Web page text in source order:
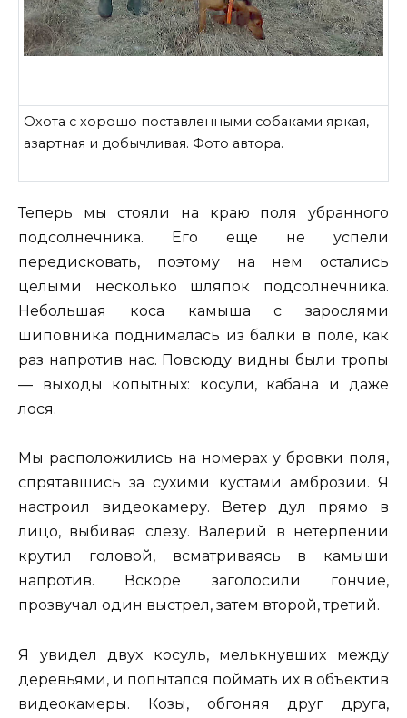
Охота с хорошо поставленными собаками яркая,
азартная и добычливая. Фото автора.
Теперь мы стояли на краю поля убранного
подсолнечника. Его еще не успели
передисковать, поэтому на нем остались
целыми несколько шляпок подсолнечника.
Небольшая коса камыша с зарослями
шиповника поднималась из балки в поле, как
раз напротив нас. Повсюду видны были тропы
— выходы копытных: косули, кабана и даже
лося.
Мы расположились на номерах у бровки поля,
спрятавшись за сухими кустами амброзии. Я
настроил видеокамеру. Ветер дул прямо в
лицо, выбивая слезу. Валерий в нетерпении
крутил головой, всматриваясь в камыши
напротив. Вскоре заголосили гончие,
прозвучал один выстрел, затем второй, третий.
Я увидел двух косуль, мелькнувших между
деревьями, и попытался поймать их в объектив
видеокамеры. Козы, обгоняя друг друга,